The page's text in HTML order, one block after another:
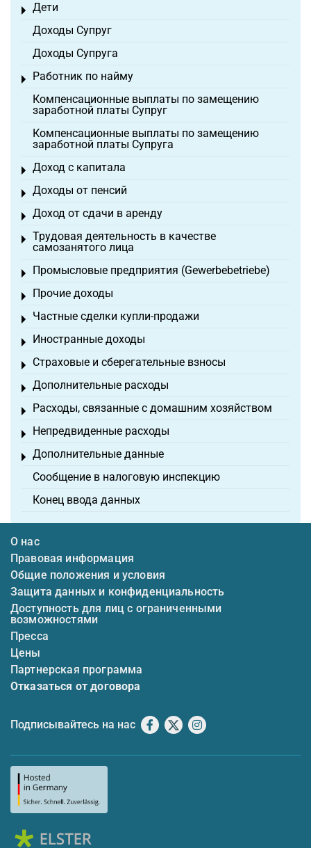
Дети
Toggle menu
Доходы Супруг
Доходы Супруга
Работник по найму
Toggle menu
Компенсационные выплаты по замещению
заработной платы Супруг
Компенсационные выплаты по замещению
заработной платы Супруга
Доход с капитала
Toggle menu
Доходы от пенсий
Toggle menu
Доход от сдачи в аренду
Toggle menu
Трудовая деятельность в качестве
самозанятого лица
Toggle menu
Промысловые предприятия (Gewerbebetriebe)
Toggle menu
Прочие доходы
Toggle menu
Частные сделки купли-продажи
Toggle menu
Иностранные доходы
Toggle menu
Страховые и сберегательные взносы
Toggle menu
Дополнительные расходы
Toggle menu
Расходы, связанные с домашним хозяйством
Toggle menu
Непредвиденные расходы
Toggle menu
Дополнительные данные
Toggle menu
Сообщение в налоговую инспекцию
Конец ввода данных
О нас
Правовая информация
Общие положения и условия
Защита данных и конфиденциальность
Доступность для лиц с ограниченными
возможностями
Пресса
Цены
Партнерская программа
Отказаться от договора
Подписывайтесь на нас Facebook
X Instagram